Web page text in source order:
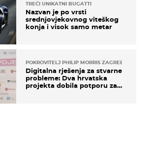
TREĆI UNIKATNI BUGATTI
Nazvan je po vrsti
srednjovjekovnog viteškog
konja i visok samo metar
POKROVITELJ PHILIP MORRIS ZAGREB
Digitalna rješenja za stvarne
probleme: Dva hrvatska
projekta dobila potporu za